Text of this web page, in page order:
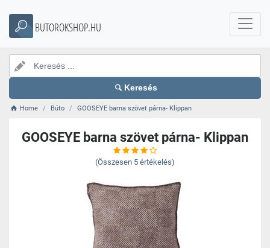
BUTOROKSHOP.HU
Keresés
Home Búto GOOSEYE barna szövet párna- Klippan
GOOSEYE barna szövet párna- Klippan
(Összesen 5 értékelés)